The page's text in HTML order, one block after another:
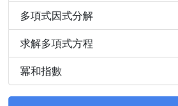
多項式因式分解
求解多項式方程
冪和指數